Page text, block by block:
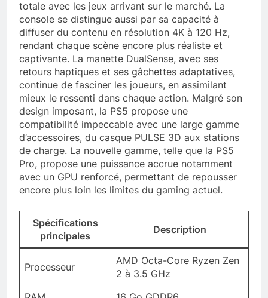
totale avec les jeux arrivant sur le marché. La
console se distingue aussi par sa capacité à
diffuser du contenu en résolution 4K à 120 Hz,
rendant chaque scène encore plus réaliste et
captivante. La manette DualSense, avec ses
retours haptiques et ses gâchettes adaptatives,
continue de fasciner les joueurs, en assimilant
mieux le ressenti dans chaque action. Malgré son
design imposant, la PS5 propose une
compatibilité impeccable avec une large gamme
d’accessoires, du casque PULSE 3D aux stations
de charge. La nouvelle gamme, telle que la PS5
Pro, propose une puissance accrue notamment
avec un GPU renforcé, permettant de repousser
encore plus loin les limites du gaming actuel.
Spécifications
principales
Description
Processeur
AMD Octa-Core Ryzen Zen
2 à 3.5 GHz